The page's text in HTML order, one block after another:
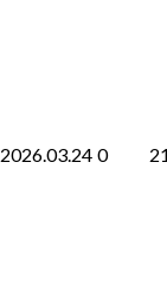
2026.03.24 0